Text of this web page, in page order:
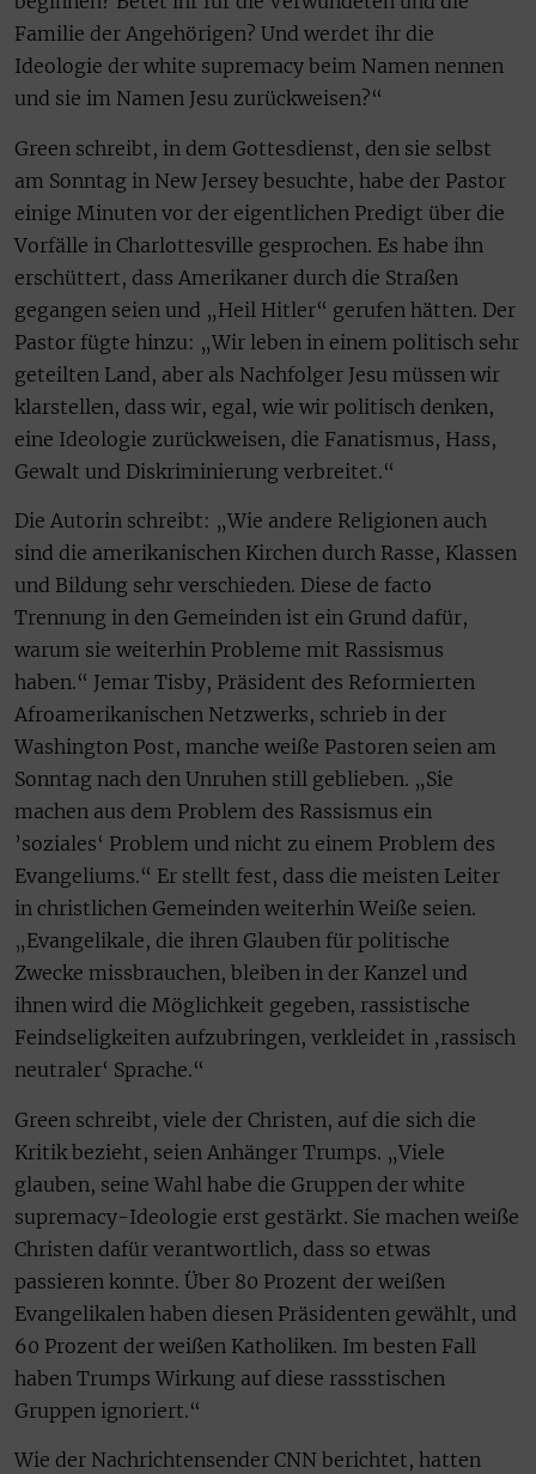
Familie der Angehörigen? Und werdet ihr die
Ideologie der white supremacy beim Namen nennen
und sie im Namen Jesu zurückweisen?“
Green schreibt, in dem Gottesdienst, den sie selbst
am Sonntag in New Jersey besuchte, habe der Pastor
einige Minuten vor der eigentlichen Predigt über die
Vorfälle in Charlottesville gesprochen. Es habe ihn
erschüttert, dass Amerikaner durch die Straßen
gegangen seien und „Heil Hitler“ gerufen hätten. Der
Pastor fügte hinzu: „Wir leben in einem politisch sehr
geteilten Land, aber als Nachfolger Jesu müssen wir
klarstellen, dass wir, egal, wie wir politisch denken,
eine Ideologie zurückweisen, die Fanatismus, Hass,
Gewalt und Diskriminierung verbreitet.“
Die Autorin schreibt: „Wie andere Religionen auch
sind die amerikanischen Kirchen durch Rasse, Klassen
und Bildung sehr verschieden. Diese de facto
Trennung in den Gemeinden ist ein Grund dafür,
warum sie weiterhin Probleme mit Rassismus
haben.“ Jemar Tisby, Präsident des Reformierten
Afroamerikanischen Netzwerks, schrieb in der
Washington Post, manche weiße Pastoren seien am
Sonntag nach den Unruhen still geblieben. „Sie
machen aus dem Problem des Rassismus ein
’soziales‘ Problem und nicht zu einem Problem des
Evangeliums.“ Er stellt fest, dass die meisten Leiter
in christlichen Gemeinden weiterhin Weiße seien.
„Evangelikale, die ihren Glauben für politische
Zwecke missbrauchen, bleiben in der Kanzel und
ihnen wird die Möglichkeit gegeben, rassistische
Feindseligkeiten aufzubringen, verkleidet in ‚rassisch
neutraler‘ Sprache.“
Green schreibt, viele der Christen, auf die sich die
Kritik bezieht, seien Anhänger Trumps. „Viele
glauben, seine Wahl habe die Gruppen der white
supremacy-Ideologie erst gestärkt. Sie machen weiße
Christen dafür verantwortlich, dass so etwas
passieren konnte. Über 80 Prozent der weißen
Evangelikalen haben diesen Präsidenten gewählt, und
60 Prozent der weißen Katholiken. Im besten Fall
haben Trumps Wirkung auf diese rassstischen
Gruppen ignoriert.“
Wie der Nachrichtensender CNN berichtet, hatten